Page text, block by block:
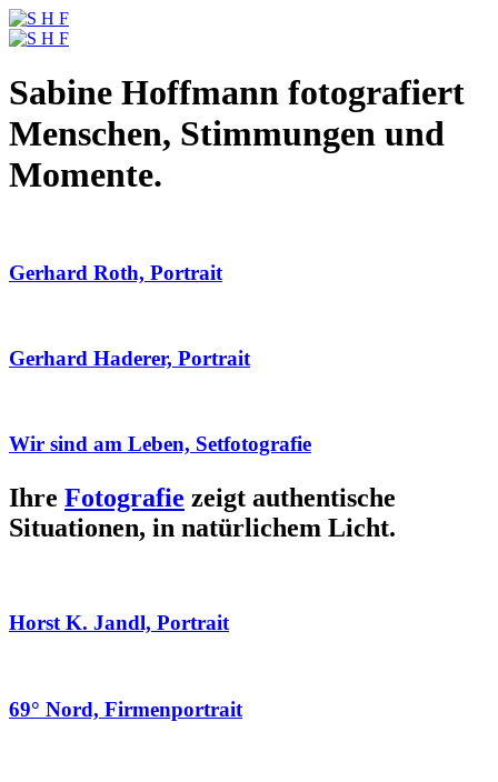
Sabine Hoffmann fotografiert
Menschen, Stimmungen und
Momente.
Gerhard Roth, Portrait
Gerhard Haderer, Portrait
Wir sind am Leben, Setfotografie
Ihre Fotografie zeigt authentische
Situationen, in natürlichem Licht.
Horst K. Jandl, Portrait
69° Nord, Firmenportrait